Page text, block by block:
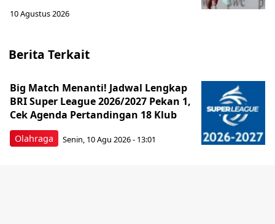
10 Agustus 2026
Berita Terkait
Olahraga
Big Match Menanti! Jadwal Lengkap
BRI Super League 2026/2027 Pekan 1,
Cek Agenda Pertandingan 18 Klub
Senin, 10 Agu 2026 - 13:01